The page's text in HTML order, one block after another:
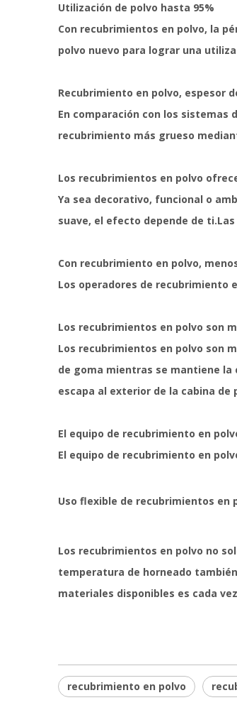
Utilización de polvo hasta 95%
Con recubrimientos en polvo, la
polvo nuevo para lograr una
Recubrimiento en polvo, espesor
En comparación con los
recubrimiento más grueso
Los recubrimientos en polvo
Ya sea decorativo, funcional o
suave, el efecto depende de
Con recubrimiento en polvo,
Los operadores de recubrimiento
Los recubrimientos en polvo son
Los recubrimientos en polvo son
de goma mientras se mantiene
escapa al exterior de la cabina
El equipo de recubrimiento en
El equipo de recubrimiento en
Uso flexible de recubrimientos en
Los recubrimientos en polvo no
temperatura de horneado
materiales disponibles es cada
recubrimiento en polvo